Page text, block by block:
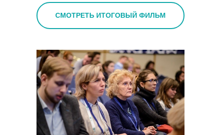
ОЛЕГ ВАЛЕНТИНОВИЧ
ПИКИН
СМОТРЕТЬ ИТОГОВЫЙ ФИЛЬМ